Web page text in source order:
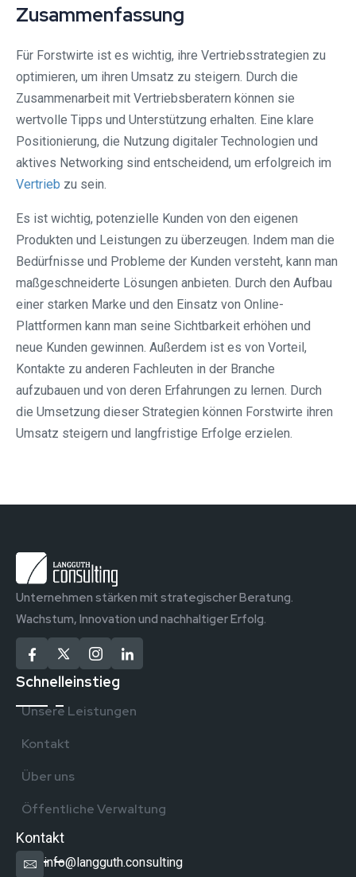
Zusammenfassung
Für Forstwirte ist es wichtig, ihre Vertriebsstrategien zu
optimieren, um ihren Umsatz zu steigern. Durch die
Zusammenarbeit mit Vertriebsberatern können sie
wertvolle Tipps und Unterstützung erhalten. Eine klare
Positionierung, die Nutzung digitaler Technologien und
aktives Networking sind entscheidend, um erfolgreich im
Vertrieb zu sein.
Es ist wichtig, potenzielle Kunden von den eigenen
Produkten und Leistungen zu überzeugen. Indem man die
Bedürfnisse und Probleme der Kunden versteht, kann man
maßgeschneiderte Lösungen anbieten. Durch den Aufbau
einer starken Marke und den Einsatz von Online-
Plattformen kann man seine Sichtbarkeit erhöhen und
neue Kunden gewinnen. Außerdem ist es von Vorteil,
Kontakte zu anderen Fachleuten in der Branche
aufzubauen und von deren Erfahrungen zu lernen. Durch
die Umsetzung dieser Strategien können Forstwirte ihren
Umsatz steigern und langfristige Erfolge erzielen.
Unternehmen stärken mit strategischer Beratung.
Wachstum, Innovation und nachhaltiger Erfolg.
Schnelleinstieg
Unsere Leistungen
Kontakt
Über uns
Öffentliche Verwaltung
Kontakt
info@langguth.consulting